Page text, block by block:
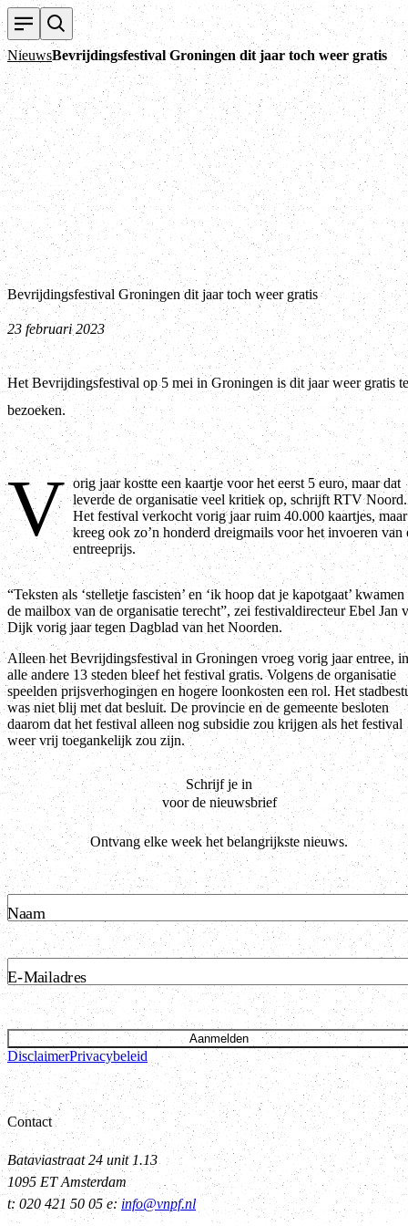
NieuwsBevrijdingsfestival Groningen dit jaar toch weer gratis
Bevrijdingsfestival Groningen dit jaar toch weer gratis
23 februari 2023
Het Bevrijdingsfestival op 5 mei in Groningen is dit jaar weer gratis te
bezoeken.
V orig jaar kostte een kaartje voor het eerst 5 euro, maar dat
leverde de organisatie veel kritiek op, schrijft RTV Noord.
Het festival verkocht vorig jaar ruim 40.000 kaartjes, maar
kreeg ook zo’n honderd dreigmails voor het invoeren van
entreeprijs.
“Teksten als ‘stelletje fascisten’ en ‘ik hoop dat je kapotgaat’
de mailbox van de organisatie terecht”, zei festivaldirecteur Ebel Jan
Dijk vorig jaar tegen Dagblad van het Noorden.
Alleen het Bevrijdingsfestival in Groningen vroeg vorig jaar entree, in
alle andere 13 steden bleef het festival gratis. Volgens de organisatie
speelden prijsverhogingen en hogere loonkosten een rol. Het
was niet blij met dat besluit. De provincie en de gemeente besloten
daarom dat het festival alleen nog subsidie zou krijgen als het festival
weer vrij toegankelijk zou zijn.
Schrijf je in
voor de nieuwsbrief
Ontvang elke week het belangrijkste nieuws.
Naam
E-Mailadres
Aanmelden
DisclaimerPrivacybeleid
Contact
Bataviastraat 24 unit 1.13
1095 ET Amsterdam
t: 020 421 50 05 e:info@vnpf.nl